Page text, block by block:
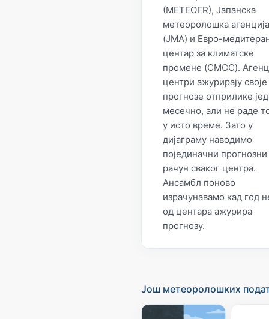
(METEOFR), Јапанска
метеоролошка агенција
(JMA) и Евро-
центар за климатске
промене (CMCC).
центри ажурирају своје
прогнозе отприлике
месечно, али не раде
у исто време. Зато у
дијаграму наводимо
појединачни прогнозни
рачун сваког центра.
Ансамбл поново
израчунавамо кад год
од центара ажурира
прогнозу.
Још метеоролошких